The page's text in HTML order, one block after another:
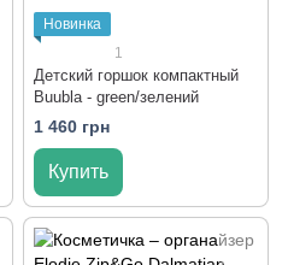
Новинка
1
Детский горшок компактный
Buubla - green/зелений
1 460 грн
Купить